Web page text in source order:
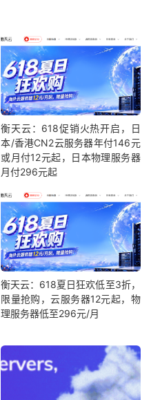
衡天云：618促销火热开启，日
本/香港CN2云服务器年付146元
或月付12元起，日本物理服务器
月付296元起
衡天云：618夏日狂欢低至3折，
限量抢购，云服务器12元起，物
理服务器低至296元/月